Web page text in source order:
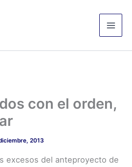
con el orden,
2013
excesos del anteproyecto de